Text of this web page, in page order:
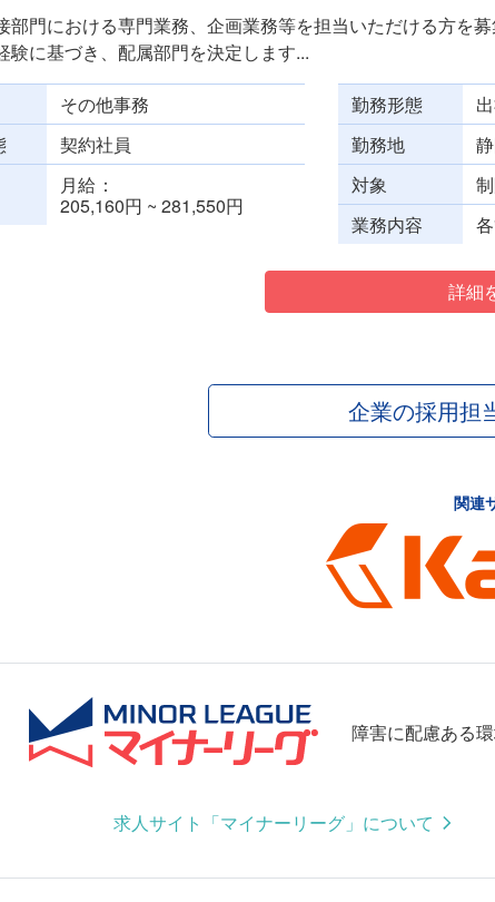
部門における専門業務、企画業務等を担当いただける方を
験に基づき、配属部門を決定します...
その他事務
契約社員
月給
205,160円 ~ 281,550円
勤務形態
勤務地
対象
業務内容
詳細
企業の採用担
関連
障害に配慮ある
求人サイト「マイナーリーグ」について